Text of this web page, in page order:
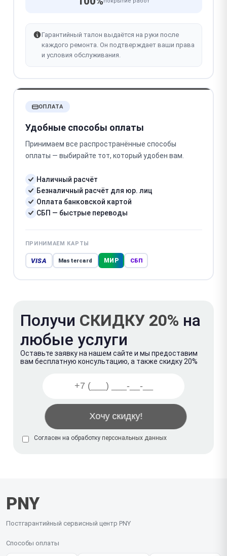
Гарантийный талон выдаётся на руки после
каждого ремонта. Он подтверждает ваши права
и условия обслуживания.
ОПЛАТА
Удобные способы оплаты
Принимаем все распространённые способы
оплаты — выбирайте тот, который удобен вам.
Наличный расчёт
Безналичный расчёт для юр. лиц
Оплата банковской картой
СБП — быстрые переводы
ПРИНИМАЕМ КАРТЫ
VISA Mastercard МИР СБП
Получи СКИДКУ 20% на
любые услуги
Оставьте заявку на нашем сайте и мы предоставим
вам бесплатную консультацию, а также скидку 20%
Согласен на обработку персональных данных
PNY
Постгарантийный сервисный центр PNY
Способы оплаты